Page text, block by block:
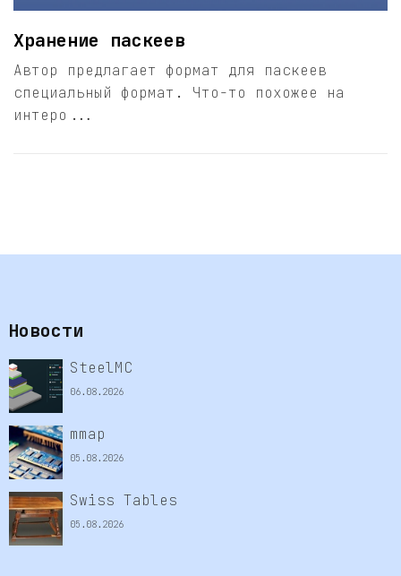
Хранение паскеев
Автор предлагает формат для паскеев
специальный формат. Что-то похожее на
интеро...
Новости
SteelMC
06.08.2026
mmap
05.08.2026
Swiss Tables
05.08.2026